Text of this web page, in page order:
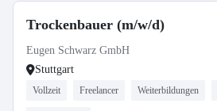
Trockenbauer (m/w/d)
Eugen Schwarz GmbH
Stuttgart
Vollzeit Freelancer Weiterbildungen